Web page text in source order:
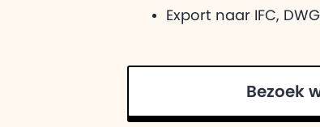
Export naar IFC,
Bezoek